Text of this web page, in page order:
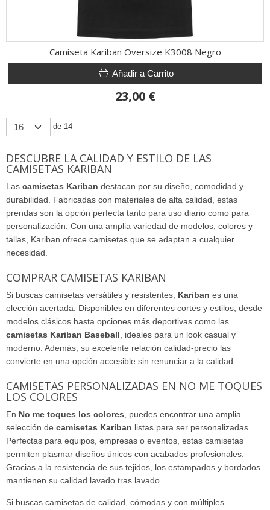
Camiseta Kariban Oversize K3008 Negro
Añadir a Carrito
23,00 €
de 14
DESCUBRE LA CALIDAD Y ESTILO DE LAS
CAMISETAS KARIBAN
Las camisetas Kariban destacan por su diseño, comodidad y
durabilidad. Fabricadas con materiales de alta calidad, estas
prendas son la opción perfecta tanto para uso diario como para
personalización. Con una amplia variedad de modelos, colores y
tallas, Kariban ofrece camisetas que se adaptan a cualquier
necesidad.
COMPRAR CAMISETAS KARIBAN
Si buscas camisetas versátiles y resistentes, Kariban es una
elección acertada. Disponibles en diferentes cortes y estilos, desde
modelos clásicos hasta opciones más deportivas como las
camisetas Kariban Baseball , ideales para un look casual y
moderno. Además, su excelente relación calidad-precio las
convierte en una opción accesible sin renunciar a la calidad.
CAMISETAS PERSONALIZADAS EN NO ME TOQUES
LOS COLORES
En No me toques los colores, puedes encontrar una amplia
selección de camisetas Kariban listas para ser personalizadas.
Perfectas para equipos, empresas o eventos, estas camisetas
permiten plasmar diseños únicos con acabados profesionales.
Gracias a la resistencia de sus tejidos, los estampados y bordados
mantienen su calidad lavado tras lavado.
Si buscas camisetas de calidad, cómodas y con múltiples